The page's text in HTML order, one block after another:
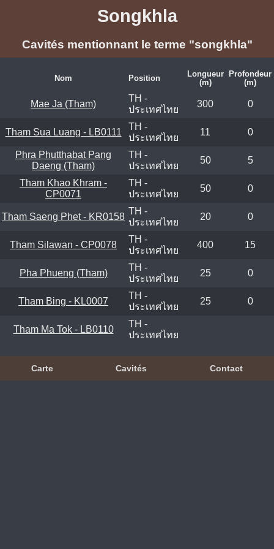
Songkhla
Cavités mentionnant le terme "songkhla"
Nom Position
Longueur
(m)
Profondeur
(m)
Mae Ja (Tham)
TH -
ประเทศไทย
300 0
Tham Sua Luang - LB0111
TH -
ประเทศไทย
11 0
Phra Phutthabat Pang
Daeng (Tham)
TH -
ประเทศไทย
50 5
Tham Khao Khram -
CP0071
TH -
ประเทศไทย
50 0
Tham Saeng Phet - KR0158
TH -
ประเทศไทย
20 0
Tham Silawan - CP0078
TH -
ประเทศไทย
400 15
Pha Phueng (Tham)
TH -
ประเทศไทย
25 0
Tham Bing - KL0007
TH -
ประเทศไทย
25 0
Tham Ma Tok - LB0110
TH -
ประเทศไทย
Carte Cavités Contact